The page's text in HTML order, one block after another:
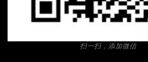
扫一扫，添加微信